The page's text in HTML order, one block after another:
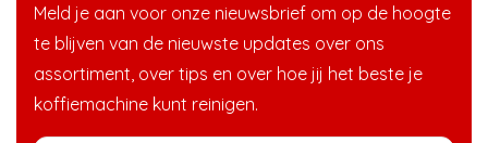
Meld je aan voor onze nieuwsbrief om op de hoogte
te blijven van de nieuwste updates over ons
assortiment, over tips en over hoe jij het beste je
koffiemachine kunt reinigen.